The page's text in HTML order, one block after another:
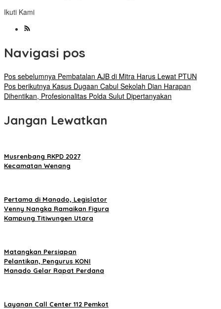
Ikuti Kami
Navigasi pos
Pos sebelumnya Pembatalan AJB di Mitra Harus Lewat PTUN
Pos berikutnya Kasus Dugaan Cabul Sekolah Dian Harapan
Dihentikan, Profesionalitas Polda Sulut Dipertanyakan
Jangan Lewatkan
Musrenbang RKPD 2027
Kecamatan Wenang
Pertama di Manado, Legislator
Venny Nangka Ramaikan Figura
Kampung Titiwungen Utara
Matangkan Persiapan
Pelantikan, Pengurus KONI
Manado Gelar Rapat Perdana
Layanan Call Center 112 Pemkot